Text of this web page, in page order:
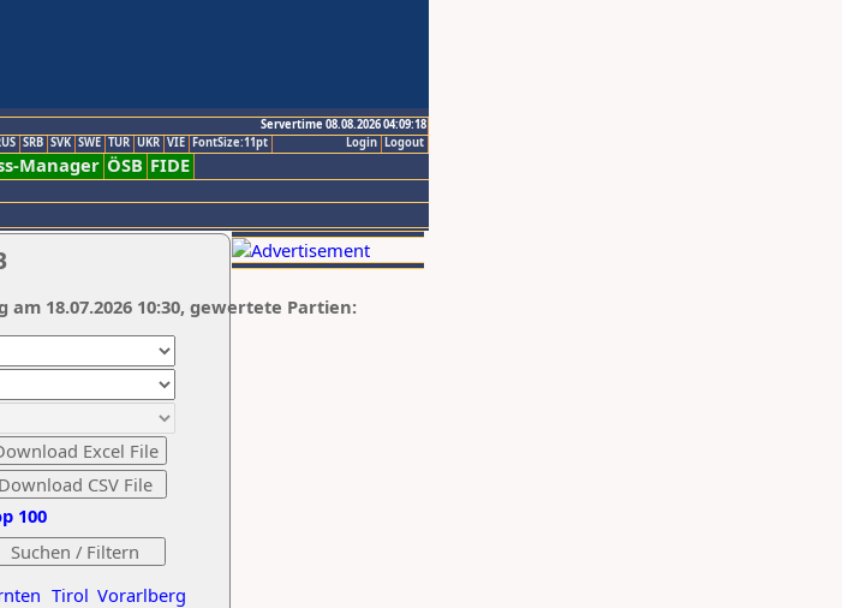
Servertime 08.08.2026 04:09:18
Logout
Login
SRB SVK SWE TUR UKR VIE FontSize:11pt
Manager ÖSB FIDE
Tirol Vorarlberg
100
am 18.07.2026 10:30, gewertete Partien: